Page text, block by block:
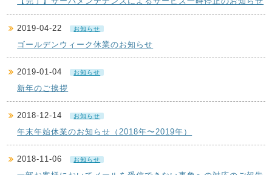
2019-04-22 お知らせ
ゴールデンウィーク休業のお知らせ
2019-01-04 お知らせ
新年のご挨拶
2018-12-14 お知らせ
年末年始休業のお知らせ（2018年〜2019年）
2018-11-06 お知らせ